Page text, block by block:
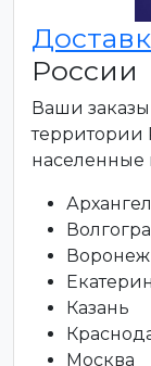
России
Ваши
территории
населенные
Воронеж
Казань
Москва